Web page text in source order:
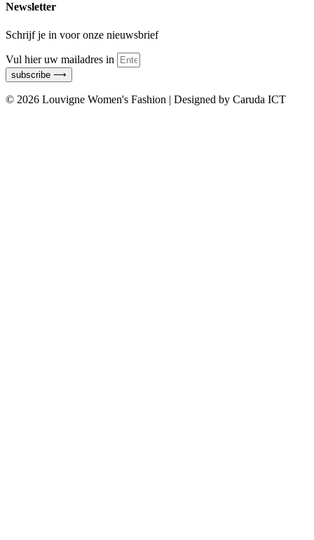
Newsletter
Schrijf je in voor onze nieuwsbrief
Vul hier uw mailadres in
subscribe ⟶
© 2026 Louvigne Women's Fashion | Designed by Caruda ICT